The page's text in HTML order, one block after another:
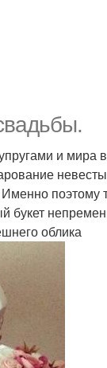
и мира
невесты
поэтому
букет
облика